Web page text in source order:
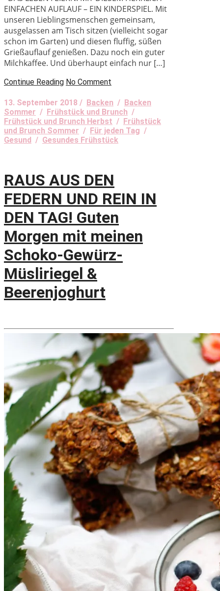
EINFACHEN AUFLAUF – EIN KINDERSPIEL. Mit
unseren Lieblingsmenschen gemeinsam,
ausgelassen am Tisch sitzen (vielleicht sogar
schon im Garten) und diesen fluffig, süßen
Grießauflauf genießen. Dazu noch ein guter
Milchkaffee. Und überhaupt einfach nur […]
Continue Reading No Comment
13. September 2018 / Backen / Backen
Sommer / Frühstück und Brunch /
Frühstück und Brunch Herbst / Frühstück
und Brunch Sommer / Für jeden Tag /
Gesund / Gesundes Frühstück
RAUS AUS DEN
FEDERN UND REIN IN
DEN TAG! Guten
Morgen mit meinen
Schoko-Gewürz-
Müsliriegel &
Beerenjoghurt